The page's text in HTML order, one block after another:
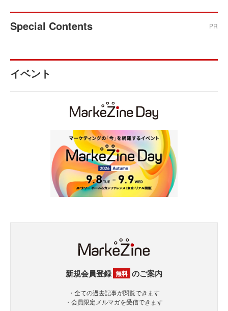
Special Contents PR
イベント
新規会員登録 無料 のご案内
・全ての過去記事が閲覧できます
・会員限定メルマガを受信できます